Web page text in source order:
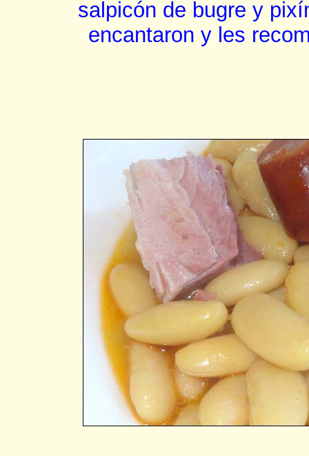
salpicón de bugre y
encantaron y les